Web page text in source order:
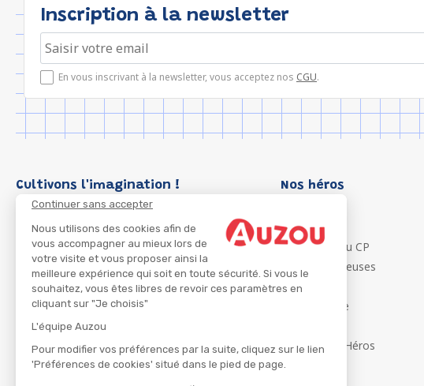
Continuer sans accepter
Nous utilisons des cookies afin de
vous accompagner au mieux lors de
votre visite et vous proposer ainsi la
meilleure expérience qui soit en toute sécurité. Si vous le
souhaitez, vous êtes libres de revoir ces paramètres en
cliquant sur "Je choisis"
L'équipe Auzou
Pour modifier vos préférences par la suite, cliquez sur le lien
'Préférences de cookies' situé dans le pied de page.
Inscription à la newsletter
En vous inscrivant à la newsletter, vous acceptez nos CGU.
Cultivons l'imagination ! Nos héros
P'tit Loup
Les Héros du CP
Les Influenceuses
Migali
Petite Taupe
Ma Boîte à Héros